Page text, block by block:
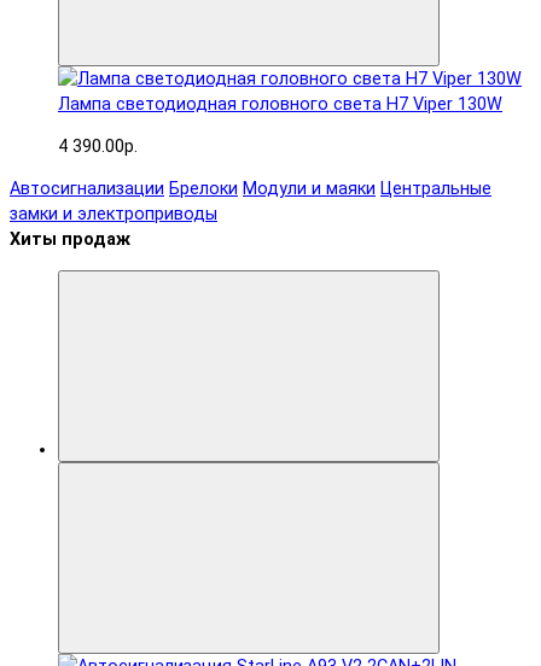
Лампа светодиодная головного света H7 Viper 130W
4 390.00р.
Автосигнализации Брелоки Модули и маяки Центральные
замки и электроприводы
Хиты продаж